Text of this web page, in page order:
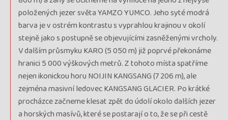
položených jezer světa YAMZO YUMCO. Jeho syté modrá
barva je v ostrém kontrastu s vyprahlou krajinou v okolí
stejně jako s postupně se objevujícími zasněženými vrcholy.
V dalším průsmyku KARO (5 050 m) již poprvé překonáme
hranici 5 000 výškových metrů. Z tohoto místa spatříme
nejen ikonickou horu NOIJIN KANGSANG (7 206 m), ale
zejména masivní ledovec KANGSANG GLACIER. Po krátké
procházce začneme klesat zpět do údolí okolo dalších jezer
a horských masívů, které se postarají o to, že se při cestě